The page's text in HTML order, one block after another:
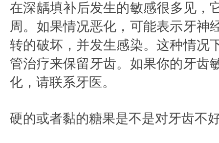
在深龋填补后发生的敏感很多见，
周。如果情况恶化，可能表示牙神
转的破坏，并发生感染。这种情况
管治疗来保留牙齿。如果你的牙齿
化，请联系牙医。
硬的或者黏的糖果是不是对牙齿不